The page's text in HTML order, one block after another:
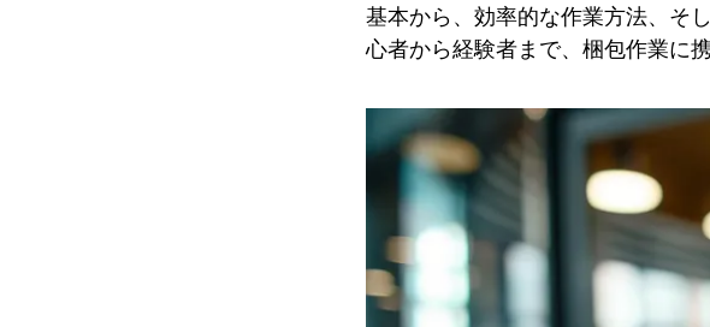
基本から、効率的な作業方法、そ
心者から経験者まで、梱包作業に